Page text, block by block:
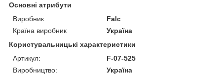
Основні атрибути
Виробник
Falc
Країна виробник
Україна
Користувальницькі характеристики
Артикул:
F-07-525
Виробництво:
Україна